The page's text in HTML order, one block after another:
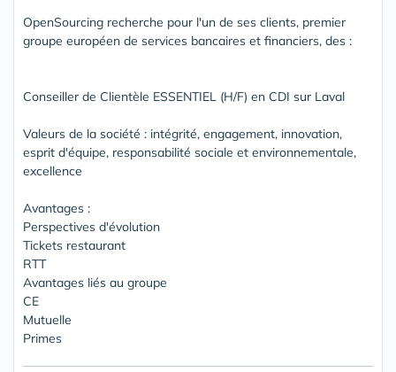
OpenSourcing recherche pour l'un de ses clients, premier
groupe européen de services bancaires et financiers, des :
Conseiller de Clientèle ESSENTIEL (H/F) en CDI sur Laval
Valeurs de la société : intégrité, engagement, innovation,
esprit d'équipe, responsabilité sociale et environnementale,
excellence
Avantages :
Perspectives d'évolution
Tickets restaurant
RTT
Avantages liés au groupe
CE
Mutuelle
Primes